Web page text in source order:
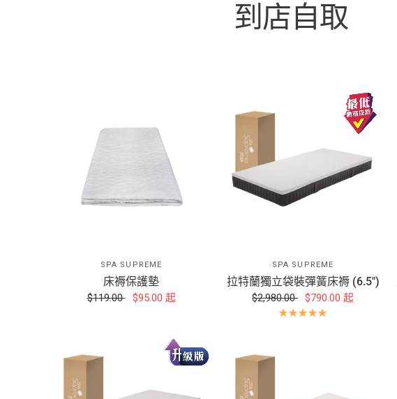
到店自取
SPA SUPREME
床褥保護墊
$119.00 $95.00 起
SPA SUPREME
拉特蘭獨立袋裝彈簧床褥 (6.5")
$2,980.00 $790.00 起